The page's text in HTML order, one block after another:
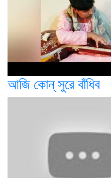
আজি কোন্ সুরে বাঁধিব